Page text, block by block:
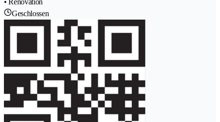
Geschlossen